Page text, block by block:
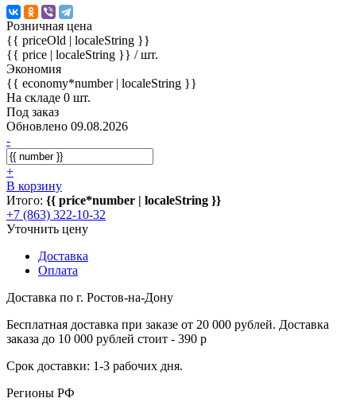
Розничная цена
{{ priceOld | localeString }}
{{ price | localeString }} / шт.
Экономия
{{ economy*number | localeString }}
На складе 0 шт.
Под заказ
Обновлено 09.08.2026
-
+
В корзину
Итого: {{ price*number | localeString }}
+7 (863) 322-10-32
Уточнить цену
Доставка
Оплата
Доставка по г. Ростов-на-Дону
Бесплатная доставка при заказе от 20 000 рублей. Доставка
заказа до 10 000 рублей стоит - 390 р
Срок доставки: 1-3 рабочих дня.
Регионы РФ